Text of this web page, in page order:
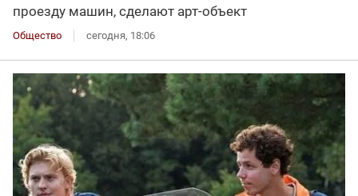
проезду машин, сделают арт-объект
Общество сегодня, 18:06